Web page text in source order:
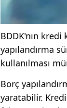
BDDK'nın kredi
yapılandırma
kullanılması
Borç
yaratabilir.